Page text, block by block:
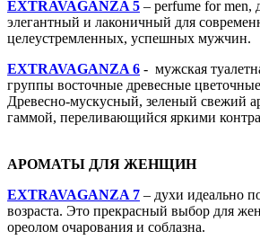
EXTRAVAGANZA 5 – perfume for men,
элегантный и лаконичный для
целеустремленных, успешных мужчин.
EXTRAVAGANZA 6 - мужская
группы восточные древесные
Древесно-мускусный, зеленый свежий
гаммой, переливающийся яркими
АРОМАТЫ ДЛЯ ЖЕНЩИН
EXTRAVAGANZA 7 – духи идеально
возраста. Это прекрасный выбор для
ореолом очарования и соблазна.